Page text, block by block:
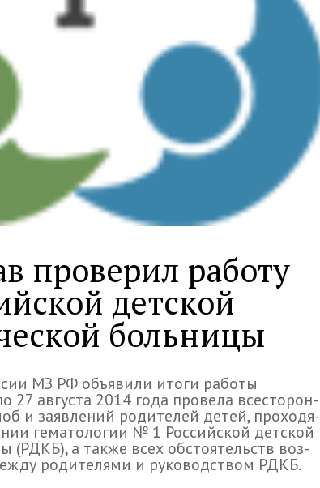
проверил работу
детской
больницы
МЗ РФ объявили итоги работы
27 авгу­ста 2014 года про­вела все­сто­рон­
и заяв­ле­ний роди­те­лей детей, про­хо­дя­
гема­то­ло­гии № 1 Российской дет­ской
(РДКБ), а также всех обсто­я­тельств воз­
роди­те­лями и руко­вод­ством РДКБ.